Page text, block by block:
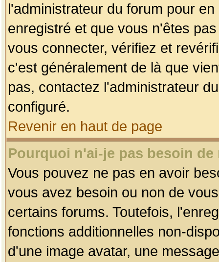
l'administrateur du forum pour
enregistré et que vous n'êtes
vous connecter, vérifiez et
c'est généralement de là que
pas, contactez l'administrateur
configuré.
Revenir en haut de page
Pourquoi n'ai-je pas besoin
Vous pouvez ne pas en avoir
vous avez besoin ou non de
certains forums. Toutefois,
fonctions additionnelles non-
d'une image avatar, une